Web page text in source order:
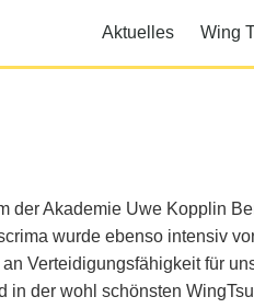
Aktuelles Wing
der Akademie Uwe Kopplin
wurde ebenso intensiv
Verteidigungsfähigkeit für
in der wohl schönsten